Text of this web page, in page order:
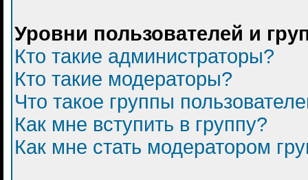
Уровни пользователей и
Кто такие администраторы?
Кто такие модераторы?
Что такое группы
Как мне вступить в группу?
Как мне стать модератором